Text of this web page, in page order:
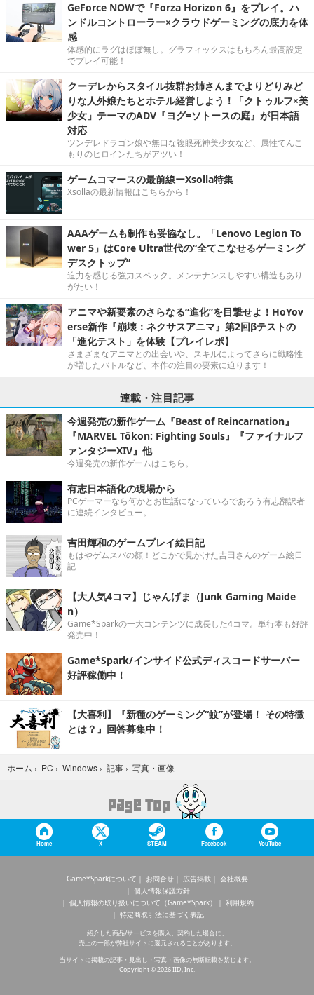
GeForce NOWで『Forza Horizon 6』をプレイ。ハ
ンドルコントローラー×クラウドゲーミングの底力を体
感
体感的にラグはほぼ無し。グラフィックスはもちろん最高設定
でプレイ可能！
クーデレからスタイル抜群お姉さんまでよりどりみど
りな人外娘たちとホテル経営しよう！「クトゥルフ×美
少女」テーマのADV『ヨグ=ソトースの庭』が日本語
対応
ツンデレドラゴン娘や無口な複眼死神美少女など、属性てんこ
もりのヒロインたちがアツい！
ゲームコマースの最前線ーXsolla特集
Xsollaの最新情報はこちらから！
AAAゲームも制作も妥協なし。「Lenovo Legion To
wer 5」はCore Ultra世代の“全てこなせるゲーミング
デスクトップ”
迫力を感じる強力スペック。メンテナンスしやすい構造もあり
がたい！
アニマや新要素のさらなる“進化”を目撃せよ！HoYov
erse新作『崩壊：ネクサスアニマ』第2回βテストの
「進化テスト」を体験【プレイレポ】
さまざまなアニマとの出会いや、スキルによってさらに戦略性
が増したバトルなど、本作の注目の要素に迫ります！
連載・注目記事
今週発売の新作ゲーム『Beast of Reincarnation』
『MARVEL Tōkon: Fighting Souls』『ファイナルフ
ァンタジーXIV』他
今週発売の新作ゲームはこちら。
有志日本語化の現場から
PCゲーマーなら何かとお世話になっているであろう有志翻訳者
に連続インタビュー。
吉田輝和のゲームプレイ絵日記
もはやゲムスパの顔！どこかで見かけた吉田さんのゲーム絵日
記
【大人気4コマ】じゃんげま（Junk Gaming Maide
n）
Game*Sparkの一大コンテンツに成長した4コマ。単行本も好評
発売中！
Game*Spark/インサイド公式ディスコードサーバー
好評稼働中！
【大喜利】『新種のゲーミング“蚊”が登場！ その特徴
とは？』回答募集中！
ホーム › PC › Windows › 記事 › 写真・画像
Home X STEAM Facebook YouTube
Game*Sparkについて お問合せ 広告掲載
会社概要
個人情報保護方針
個人情報の取り扱いについて（Game*Spark）
利用規約
特定商取引法に基づく表記
紹介した商品/サービスを購入、契約した場合に、
売上の一部が弊社サイトに還元されることがあります。
当サイトに掲載の記事・見出し・写真・画像の無断転載を禁じます。
Copyright © 2026 IID, Inc.